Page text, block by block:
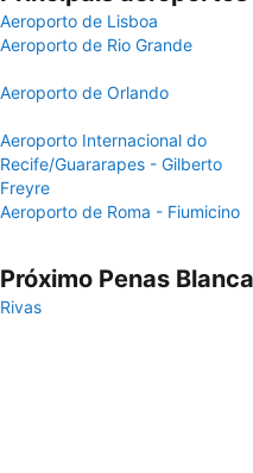
Aeroporto de Lisboa
Aeroporto de Rio Grande
Aeroporto de Orlando
Aeroporto Internacional do
Recife/Guararapes - Gilberto
Freyre
Aeroporto de Roma - Fiumicino
Próximo Penas
Rivas